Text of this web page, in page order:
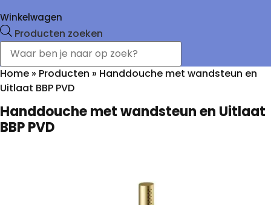
Winkelwagen
Producten zoeken
Home » Producten » Handdouche met wandsteun en
Uitlaat BBP PVD
Handdouche met wandsteun en Uitlaat
BBP PVD